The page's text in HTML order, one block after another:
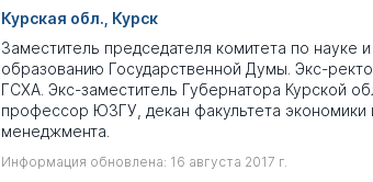
Курская обл., Курск
Заместитель председателя комитета по науке
образованию Государственной Думы. Экс-
ГСХА. Экс-заместитель Губернатора Курской
профессор ЮЗГУ, декан факультета экономики
менеджмента.
Информация обновлена: 16 августа 2017 г.